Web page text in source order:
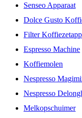
Senseo Apparaat
Dolce Gusto
Filter
Espresso Machine
Koffiemolen
Nespresso
Nespresso
Melkopschuimer